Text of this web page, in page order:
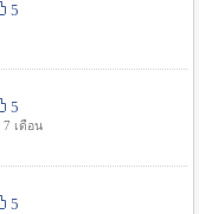
5
5
7 เดือน
5